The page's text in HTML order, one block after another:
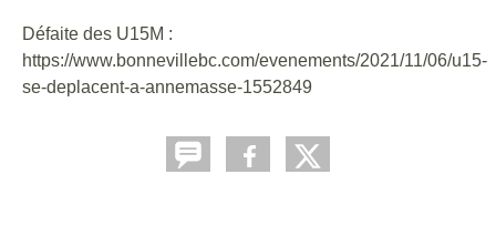
Défaite des U15M :
https://www.bonnevillebc.com/evenements/2021/11/06/u15-
se-deplacent-a-annemasse-1552849